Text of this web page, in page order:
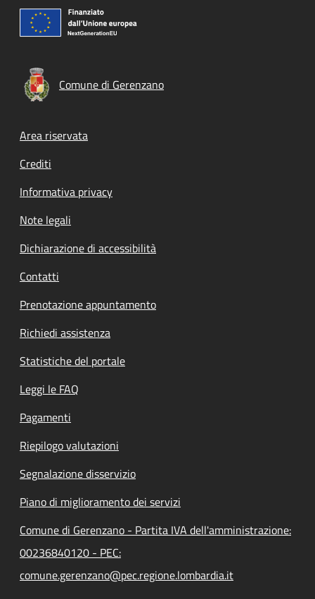
Comune di Gerenzano
Footer menu
Area riservata
Crediti
Informativa privacy
Note legali
Dichiarazione di accessibilità
Contatti
Prenotazione appuntamento
Richiedi assistenza
Statistiche del portale
Leggi le FAQ
Pagamenti
Riepilogo valutazioni
Segnalazione disservizio
Piano di miglioramento dei servizi
Comune di Gerenzano - Partita IVA dell'amministrazione:
00236840120 - PEC:
comune.gerenzano@pec.regione.lombardia.it